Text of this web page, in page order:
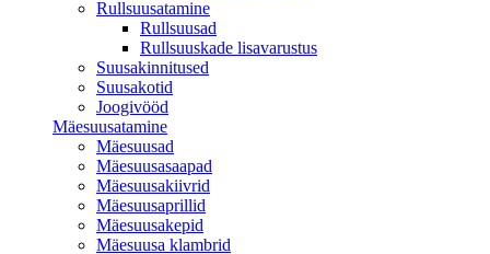
Rullsuusatamine
Rullsuusad
Rullsuuskade lisavarustus
Suusakinnitused
Suusakotid
Joogivööd
Mäesuusatamine
Mäesuusad
Mäesuusasaapad
Mäesuusakiivrid
Mäesuusaprillid
Mäesuusakepid
Mäesuusa klambrid